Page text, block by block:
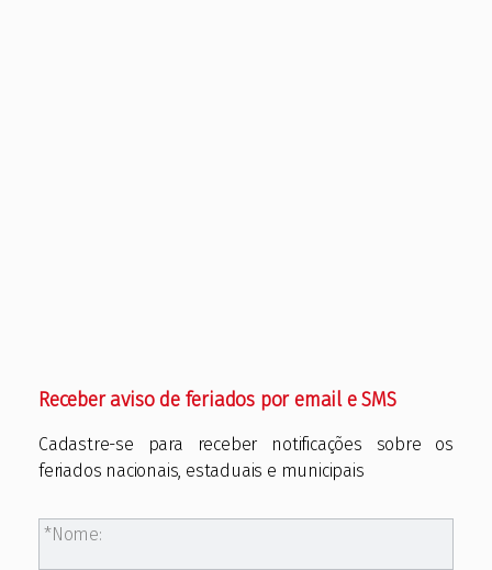
Receber aviso de feriados por email e SMS
Cadastre-se para receber notificações sobre os
feriados nacionais, estaduais e municipais
Nome: